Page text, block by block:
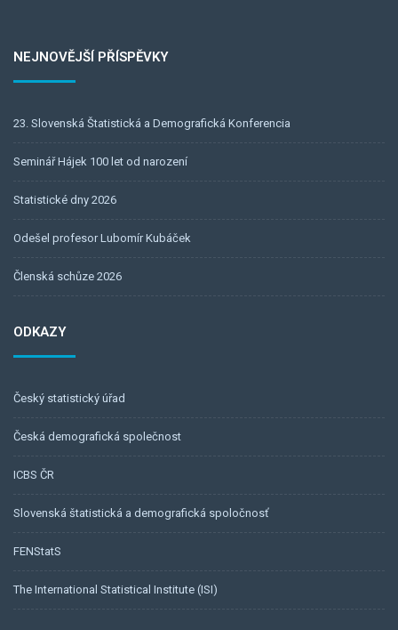
NEJNOVĚJŠÍ PŘÍSPĚVKY
23. Slovenská Štatistická a Demografická Konferencia
Seminář Hájek 100 let od narození
Statistické dny 2026
Odešel profesor Lubomír Kubáček
Členská schůze 2026
ODKAZY
Český statistický úřad
Česká demografická společnost
ICBS ČR
Slovenská štatistická a demografická spoločnosť
FENStatS
The International Statistical Institute (ISI)